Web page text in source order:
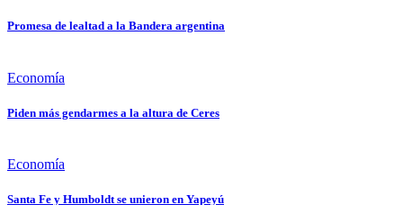
Promesa de lealtad a la Bandera argentina
Economía
Piden más gendarmes a la altura de Ceres
Economía
Santa Fe y Humboldt se unieron en Yapeyú